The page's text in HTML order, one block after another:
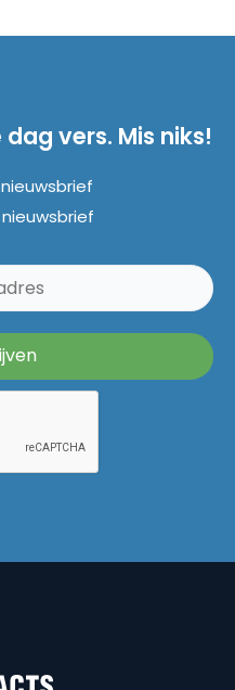
vers. Mis niks!